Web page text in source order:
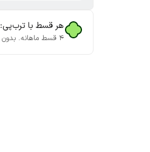
هر قسط با ترب‌پی:
۴ قسط ماهانه. بدون سود، چک و ضامن.